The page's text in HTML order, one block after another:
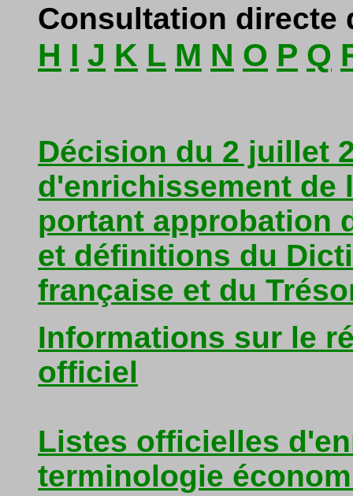
Consultation directe
H I J K L M N O P Q
Décision du 2 juillet
d'enrichissement de
portant approbation
et définitions du
française et du
Informations sur le
officiel
Listes officielles
terminologie